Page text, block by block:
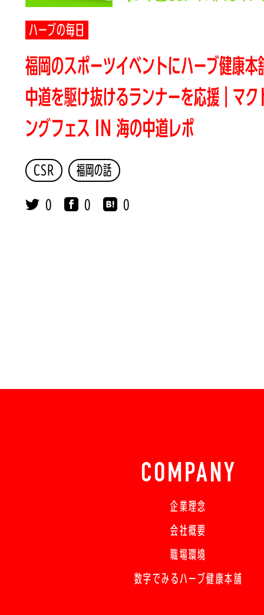
ハーブの毎日
福岡のスポーツイベントにハーブ健康本
中道を駆け抜けるランナーを応援｜マ
ングフェス IN 海の中道レポ
CSR 福岡の話
0 0 0
COMPANY
企業理念
会社概要
職場環境
数字でみるハーブ健康本舗